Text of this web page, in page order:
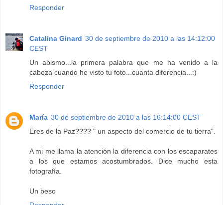
Responder
Catalina Ginard 30 de septiembre de 2010 a las 14:12:00
CEST
Un abismo...la primera palabra que me ha venido a la
cabeza cuando he visto tu foto...cuanta diferencia...:)
Responder
María 30 de septiembre de 2010 a las 16:14:00 CEST
Eres de la Paz???? " un aspecto del comercio de tu tierra".
A mi me llama la atención la diferencia con los escaparates
a los que estamos acostumbrados. Dice mucho esta
fotografía.
Un beso